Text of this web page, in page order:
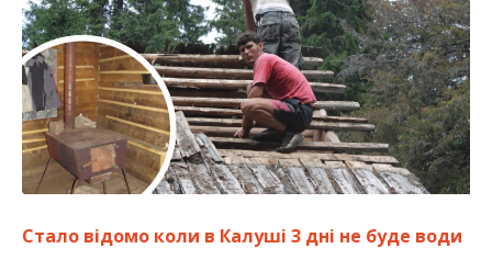
Стало відомо коли в Калуші 3 дні не буде води